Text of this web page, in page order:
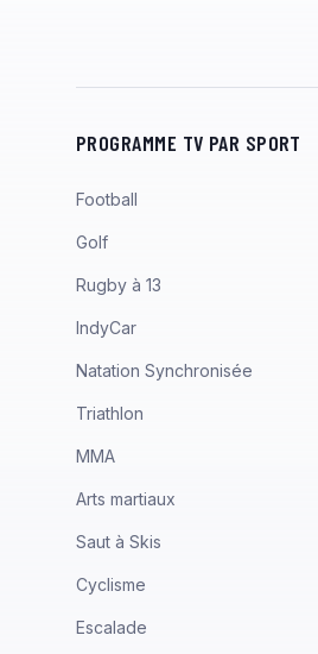
PROGRAMME TV PAR SPORT
Football
Golf
Rugby à 13
IndyCar
Natation Synchronisée
Triathlon
MMA
Arts martiaux
Saut à Skis
Cyclisme
Escalade